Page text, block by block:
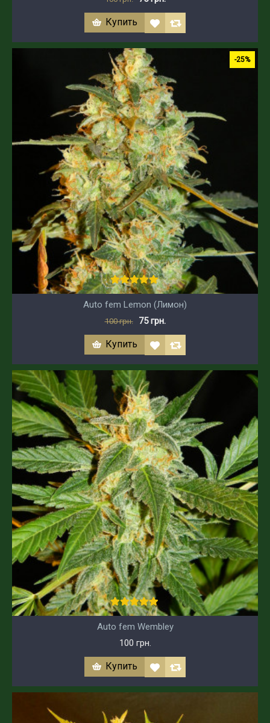
Купить
-25%
Auto fem Lemon (Лимон)
100 грн. 75 грн.
Купить
Auto fem Wembley
100 грн.
Купить